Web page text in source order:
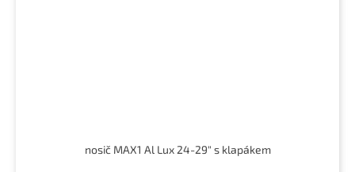
nosič MAX1 Al Lux 24-29" s klapákem